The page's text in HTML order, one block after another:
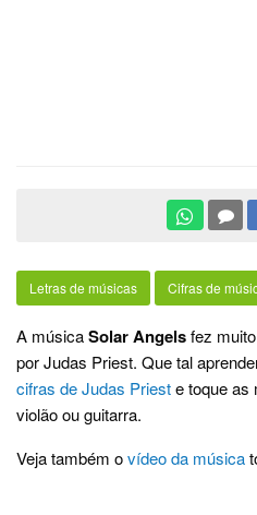
Letras de músicas Cifras de
A músicaSolar Angelsfez
por Judas Priest. Que tal
cifras de Judas Prieste toque as
violão ou guitarra.
Veja também ovídeo da música